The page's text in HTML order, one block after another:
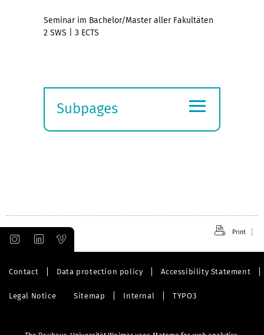
Seminar im Bachelor/Master aller Fakultäten
2 SWS | 3 ECTS
Subpages
≡
Print
Contact Data protection policy Accessibility Statement
Legal Notice Sitemap Internal TYPO3